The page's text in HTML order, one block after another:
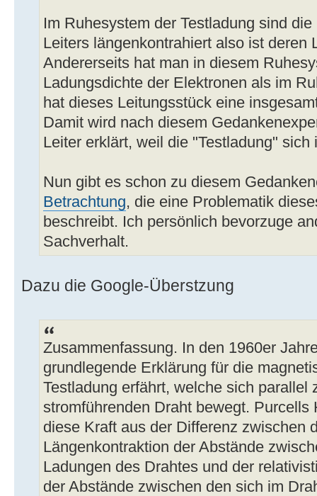
Im Ruhesystem der Testladung sind
Leiters längenkontrahiert also ist deren
Andererseits hat man in diesem
Ladungsdichte der Elektronen als im
hat dieses Leitungsstück eine
Damit wird nach diesem
Leiter erklärt, weil die "Testladung"
Nun gibt es schon zu diesem
Betrachtung, die eine Problematik
beschreibt. Ich persönlich bevorzuge
Sachverhalt.
Dazu die Google-Überstzung
Zusammenfassung. In den 1960er
grundlegende Erklärung für die
Testladung erfährt, welche sich parallel
stromführenden Draht bewegt. Purcells
diese Kraft aus der Differenz zwischen
Längenkontraktion der Abstände
Ladungen des Drahtes und der
der Abstände zwischen den sich im